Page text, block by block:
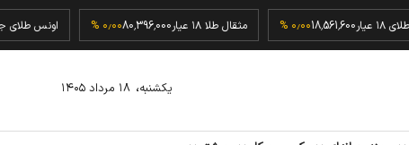
گرم طلای ۱۸ عیار 18,561,600 مثقال طلا ۱۸ عیار 80,396,000
یکشنبه، ۱۸ مرداد ۱۴۰۵